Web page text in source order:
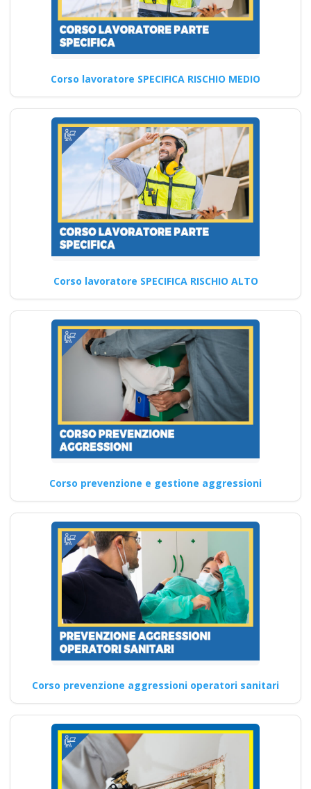
Corso lavoratore SPECIFICA RISCHIO MEDIO
Corso lavoratore SPECIFICA RISCHIO ALTO
Corso prevenzione e gestione aggressioni
Corso prevenzione aggressioni operatori sanitari